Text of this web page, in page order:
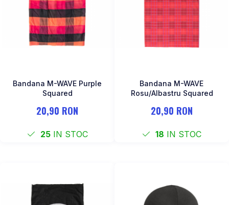
Bandana M-WAVE Purple
Squared
20,90 RON
25IN STOC
Bandana M-WAVE
Rosu/Albastru Squared
20,90 RON
18 IN STOC